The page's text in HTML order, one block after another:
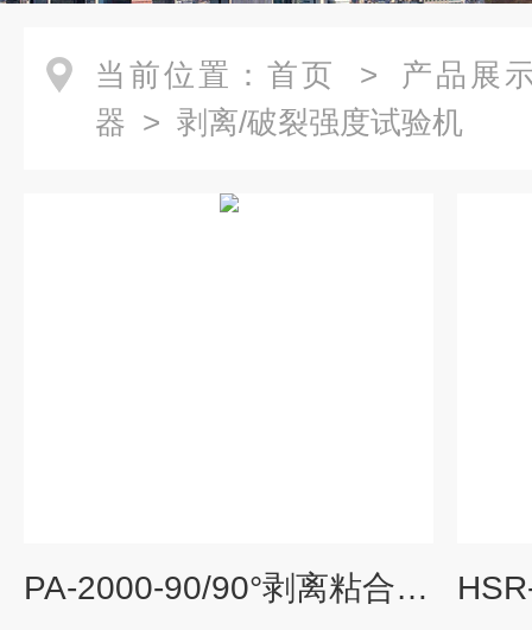
当前位置： 首页 > 产品展
器 > 剥离/破裂强度试验机
PA-2000-90/90°剥离粘合力测试机